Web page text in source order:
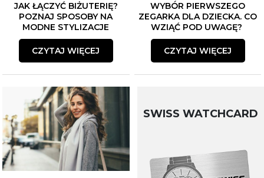
JAK ŁĄCZYĆ BIŻUTERIĘ?
POZNAJ SPOSOBY NA
MODNE STYLIZACJE
CZYTAJ WIĘCEJ
WYBÓR PIERWSZEGO
ZEGARKA DLA DZIECKA. CO
WZIĄĆ POD UWAGĘ?
CZYTAJ WIĘCEJ
SWISS WATCHCARD